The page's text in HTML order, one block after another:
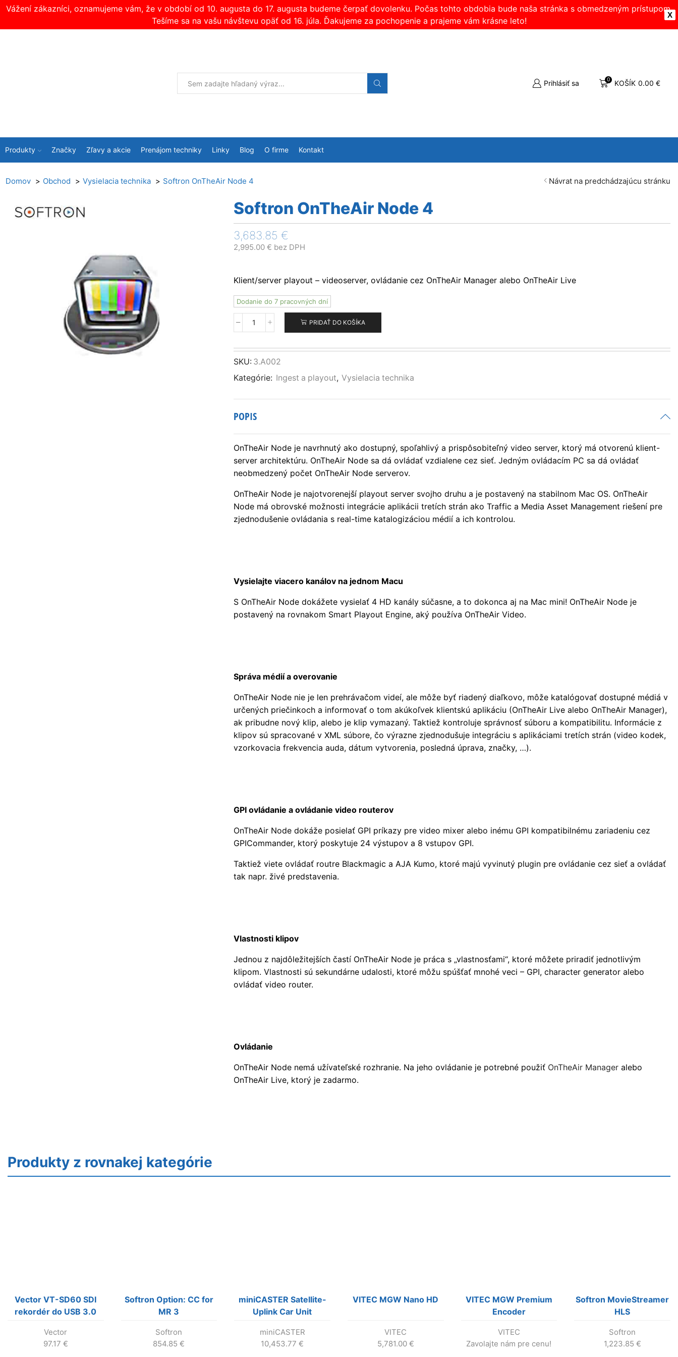
X
Vážení zákazníci, oznamujeme vám, že v období od 10. augusta do 17. augusta budeme čerpať dovolenku. Počas tohto obdobia bude naša stránka s obmedzeným prístupom.
Tešíme sa na vašu návštevu opäť od 16. júla. Ďakujeme za pochopenie a prajeme vám krásne leto!
Prihlásiť sa 0 KOŠÍK 0.00 €
Produkty Značky Zľavy a akcie Prenájom techniky Linky Blog O firme Kontakt
Domov Obchod Vysielacia technika Softron OnTheAir Node 4 Návrat na predchádzajúcu stránku
Softron OnTheAir Node 4
3,683.85 €
2,995.00 € bez DPH
Klient/server playout – videoserver, ovládanie cez OnTheAir Manager alebo OnTheAir Live
Dodanie do 7 pracovných dní
množstvo
OnTheAir
Node
PRIDAŤ DO KOŠÍKA
SKU: 3.A002
Kategórie: Ingest a playout, Vysielacia technika
POPIS
OnTheAir Node je navrhnutý ako dostupný, spoľahlivý a prispôsobiteľný video server, ktorý má otvorenú klient-
server architektúru. OnTheAir Node sa dá ovládať vzdialene cez sieť. Jedným ovládacím PC sa dá ovládať
neobmedzený počet OnTheAir Node serverov.
OnTheAir Node je najotvorenejší playout server svojho druhu a je postavený na stabilnom Mac OS. OnTheAir
Node má obrovské možnosti integrácie aplikácii tretích strán ako Traffic a Media Asset Management riešení pre
zjednodušenie ovládania s real-time katalogizáciou médií a ich kontrolou.
Vysielajte viacero kanálov na jednom Macu
S OnTheAir Node dokážete vysielať 4 HD kanály súčasne, a to dokonca aj na Mac mini! OnTheAir Node je
postavený na rovnakom Smart Playout Engine, aký používa OnTheAir Video.
Správa médií a overovanie
OnTheAir Node nie je len prehrávačom videí, ale môže byť riadený diaľkovo, môže katalógovať dostupné médiá v
určených priečinkoch a informovať o tom akúkoľvek klientskú aplikáciu (OnTheAir Live alebo OnTheAir Manager),
ak pribudne nový klip, alebo je klip vymazaný. Taktiež kontroluje správnosť súboru a kompatibilitu. Informácie z
klipov sú spracované v XML súbore, čo výrazne zjednodušuje integráciu s aplikáciami tretích strán (video kodek,
vzorkovacia frekvencia auda, dátum vytvorenia, posledná úprava, značky, …).
GPI ovládanie a ovládanie video routerov
OnTheAir Node dokáže posielať GPI príkazy pre video mixer alebo inému GPI kompatibilnému zariadeniu cez
GPICommander, ktorý poskytuje 24 výstupov a 8 vstupov GPI.
Taktiež viete ovládať routre Blackmagic a AJA Kumo, ktoré majú vyvinutý plugin pre ovládanie cez sieť a ovládať
tak napr. živé predstavenia.
Vlastnosti klipov
Jednou z najdôležitejších častí OnTheAir Node je práca s „vlastnosťami“, ktoré môžete priradiť jednotlivým
klipom. Vlastnosti sú sekundárne udalosti, ktoré môžu spúšťať mnohé veci – GPI, character generator alebo
ovládať video router.
Ovládanie
OnTheAir Node nemá užívateľské rozhranie. Na jeho ovládanie je potrebné použiť OnTheAir Manager alebo
OnTheAir Live, ktorý je zadarmo.
Produkty z rovnakej kategórie
Vector VT-SD60 SDI
rekordér do USB 3.0
Vector
97.17 €
Softron Option: CC for
MR 3
Softron
854.85€
miniCASTER Satellite-
Uplink Car Unit
miniCASTER
10,453.77€
VITEC MGW Nano HD
VITEC
5,781.00 €
VITEC MGW Premium
Encoder
VITEC
Zavolajte nám pre cenu!
Softron MovieStreamer
HLS
Softron
1,223.85 €